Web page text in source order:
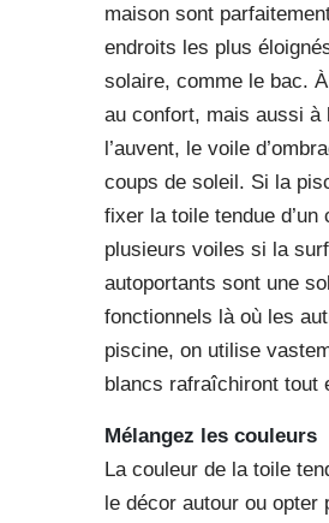
maison sont
endroits les plus
solaire, comme le bac.
au confort, mais aussi à
l’auvent, le voile
coups de soleil. Si la
fixer la toile tendue
plusieurs voiles si la
autoportants sont une
fonctionnels là où les
piscine, on utilise
blancs rafraîchiront tout
Mélangez les couleurs
La couleur de la toile
le décor autour ou opter